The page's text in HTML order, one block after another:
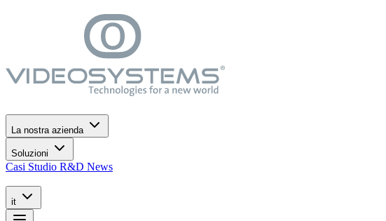
Vai al menù di navigazione
Vai al contenuto principale
La nostra azienda
Soluzioni
Casi Studio R&D News
it